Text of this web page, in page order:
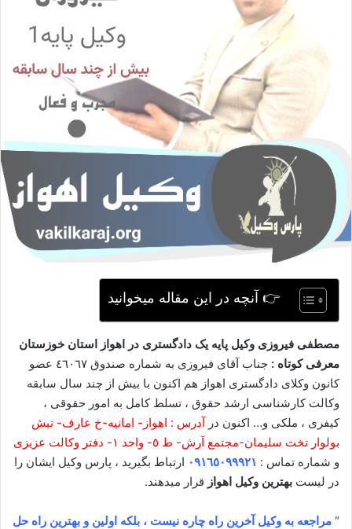
ی
ل
👉 آنچه در این مقاله میخوانید
مصطفی فیروزی وکیل پایه یک دادگستری در اهواز استان خوزستان
معرفی کوتاه :
جناب آقای فیروزی به شماره صندوق ٤٦٠٦٧ عضو
کانون وکلای دادگستری اهواز هم اکنون با بیش از چند سال سابقه
وکالت کارشناسی ارشد حقوق ، تسلط کامل به امور حقوقی ،
کیفری ، ملکی و… اکنون درآدرس : اهواز- امانیه-خ عارف- نبش
بولوار تخت سلیمان-مجتمع آرش- ط ٥- واحد ١- دفتر وکالت عزیزی
و شماره تماس : ٠٩١٦٥٠٩٩٩٢١ ارتباط بگیرید ، پارس وکیل ایشان را
در لیست بهترین وکیل اهواز قرار میدهند.
” مراجعه به وکیل آخرین راه چاره نیست ، بلکه اولین و بهترین راه حل